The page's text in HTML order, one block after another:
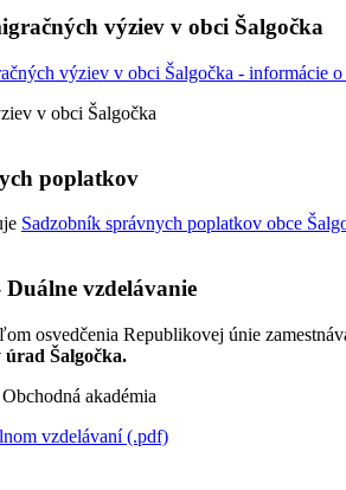
výziev v obci Šalgočka
v obci Šalgočka
poplatkov
Sadzobník správnych poplatkov obce
Duálne vzdelávanie
osvedčenia Republikovej únie
Šalgočka.
akadémia
vzdelávaní (.pdf)